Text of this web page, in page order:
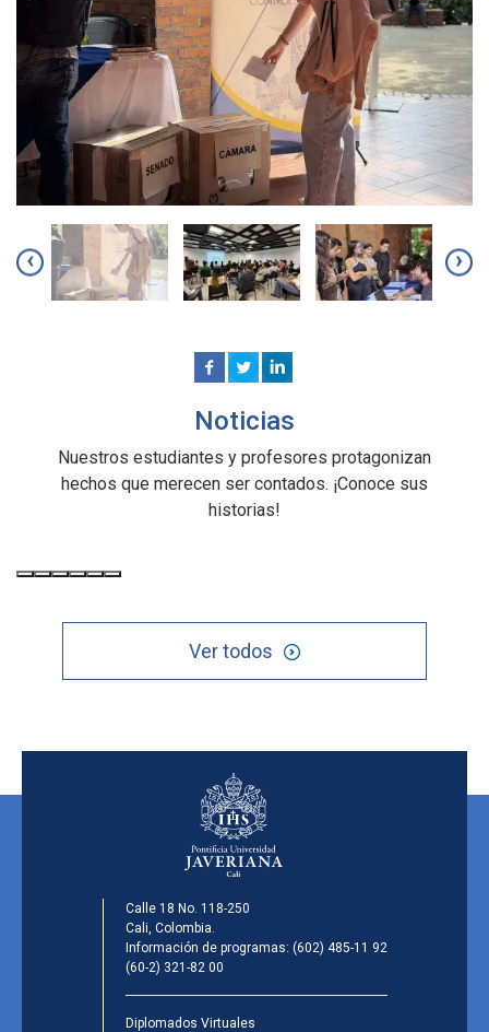
‹ ›
Noticias
Nuestros estudiantes y profesores protagonizan
hechos que merecen ser contados. ¡Conoce sus
historias!
Ver todos
Calle 18 No. 118-250
Cali, Colombia.
Información de programas: (602) 485-11 92
(60-2) 321-82 00
Diplomados Virtuales